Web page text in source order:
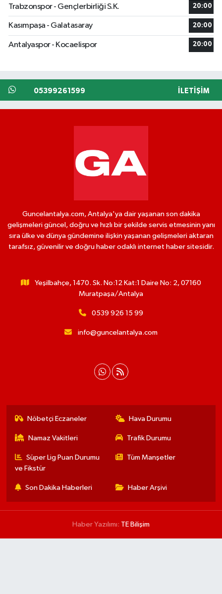
Trabzonspor - Gençlerbirliği S.K. 20:00
Kasımpaşa - Galatasaray 20:00
Antalyaspor - Kocaelispor 20:00
05399261599 İLETIŞIM
Guncelantalya.com, Antalya'ya dair yaşanan son dakika
gelişmeleri güncel, doğru ve hızlı bir şekilde servis etmesinin yanı
sıra ülke ve dünya gündemine ilişkin yaşanan gelişmeleri aktaran
tarafsız, güvenilir ve doğru haber odaklı internet haber sitesidir.
Yeşilbahçe, 1470. Sk. No:12 Kat:1 Daire No: 2, 07160
Muratpaşa/Antalya
0539 926 15 99
info@guncelantalya.com
Nöbetçi Eczaneler Hava Durumu
Namaz Vakitleri Trafik Durumu
Süper Lig Puan Durumu
ve Fikstür
Tüm Manşetler
Son Dakika Haberleri Haber Arşivi
Haber Yazılımı: TE Bilişim